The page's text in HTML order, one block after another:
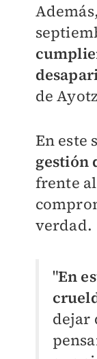
de
En este
gestión
frente
verdad.
"En
dejar